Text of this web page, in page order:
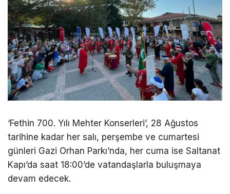
‘Fethin 700. Yılı Mehter Konserleri’, 28 Ağustos
tarihine kadar her salı, perşembe ve cumartesi
günleri Gazi Orhan Parkı’nda, her cuma ise Saltanat
Kapı’da saat 18:00’de vatandaşlarla buluşmaya
devam edecek.